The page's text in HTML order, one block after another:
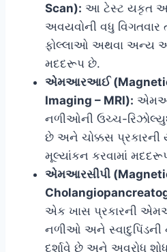
Scan): આ ટેસ્ટ યકૃત
અવયવોની વધુ વિગતવાર
ફોલ્લાઓ અથવા અન્ય
મદદરૂપ છે.
એમઆરઆઈ (Magnetic
Imaging – MRI):
નળીઓની ઉચ્ચ-
છે અને ચોક્કસ
મૂલ્યાંકન કરવામાં
એમઆરસીપી
એક ખાસ પ્રકારની
નળીઓ અને સ્વાદુપિંડની
દર્શાવે છે અને અવરોધ